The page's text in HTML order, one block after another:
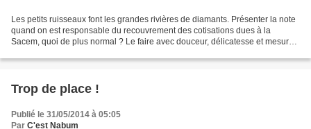
Les petits ruisseaux font les grandes rivières de diamants. Présenter la note
quand on est responsable du recouvrement des cotisations dues à la
Sacem, quoi de plus normal ? Le faire avec douceur, délicatesse et mesure
Trop de place !
Publié le 31/05/2014 à 05:05
Par C'est Nabum